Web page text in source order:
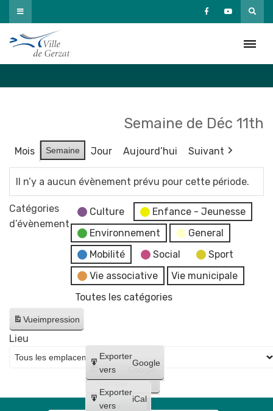
Passer
au
contenu
Semaine de Déc 11th
Mois Semaine Jour Aujourd’hui Suivant
Il n’y a aucun évènement prévu pour cette période.
Catégories
d’évènement
Culture
Enfance - Jeunesse
Environnement
General
Mobilité
Social
Sport
Vie associative
Vie municipale
Toutes les catégories
Vueimpression
Créer
un
compte
Google
Créer
Exporter
vers
Google
Exporter
vers
iCal
Lieu